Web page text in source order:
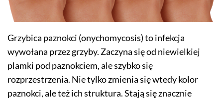
Grzybica paznokci (onychomycosis) to infekcja
wywołana przez grzyby. Zaczyna się od niewielkiej
plamki pod paznokciem, ale szybko się
rozprzestrzenia. Nie tylko zmienia się wtedy kolor
paznokci, ale też ich struktura. Stają się znacznie